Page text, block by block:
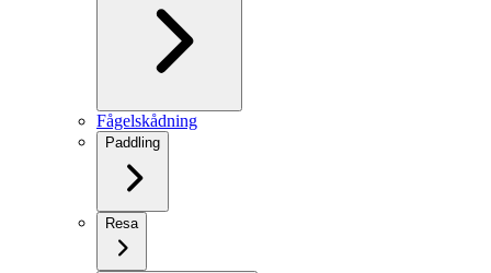
Fågelskådning
Paddling
Resa